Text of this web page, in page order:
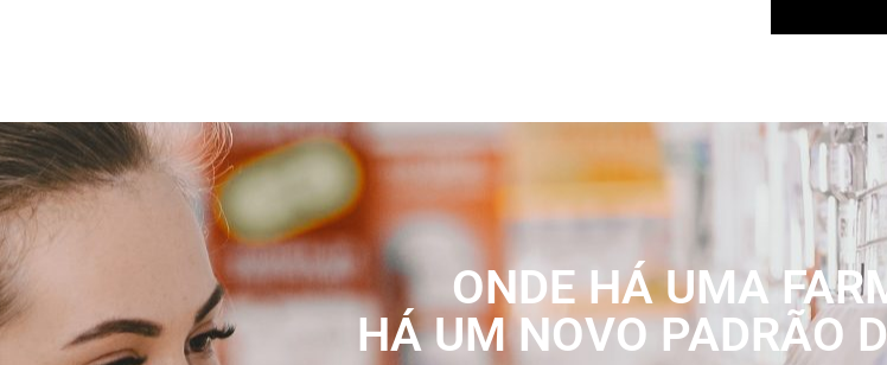
ONDE HÁ UMA
HÁ UM NOVO PADRÃO